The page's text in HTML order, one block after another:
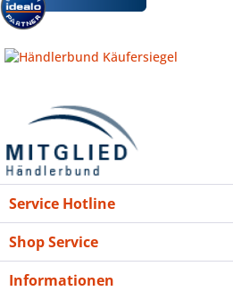
Service Hotline
Shop Service
Informationen